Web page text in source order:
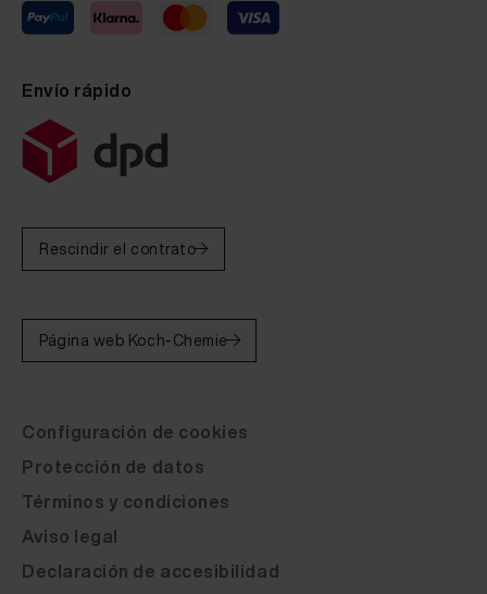
Fluid Leather Bentley nauticblue 1052BN (Reinke Mu
Fluid Leather Bentley linen 4006 (Reinke Muster) 2
Fluid Leather Bentley oatmeal 4552 (Reinke Muster)
Fluid Leather Bentley saffron 4002 (Reinke Muster)
Fluid Leather Bentley fawn 4208 (Reinke Muster) 20
Fluid Leather Bentley new market tan 4007 ( Reinke
Fluid Leather Bentley dark bourbon 4008 20 ml
Fluid Leather Bentley hotspur 3171 (Reinke Muster)
Fluid Leather Bentley burnt oak 4003 (Reinke Muste
Fluid Leather Bentley beluga black 4001 (Reinke Mu
Envío rápido
Rescindir el contrato
Página web Koch-Chemie
Configuración de cookies
Protección de datos
Términos y condiciones
Aviso legal
Declaración de accesibilidad